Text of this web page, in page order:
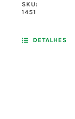
SKU:
1451
DETALHES